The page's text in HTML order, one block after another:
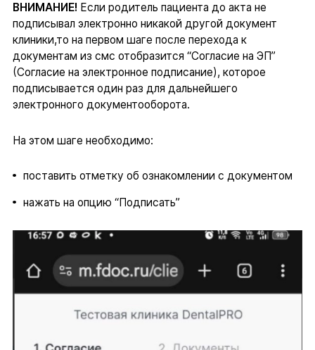
ВНИМАНИЕ! Если родитель пациента до акта не
подписывал электронно никакой другой документ
клиники,то на первом шаге после перехода к
документам из смс отобразится “Согласие на ЭП”
(Согласие на электронное подписание), которое
подписывается один раз для дальнейшего
электронного документооборота.
На этом шаге необходимо:
поставить отметку об ознакомлении с документом
нажать на опцию “Подписать”